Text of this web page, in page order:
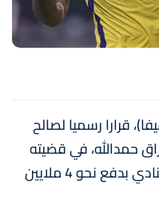
قرارا رسميا لصالح
حمدالله، في قضيته
ضد ناديه السابق "النصر"، وإلزام النادي بدفع نحو 4 ملايين